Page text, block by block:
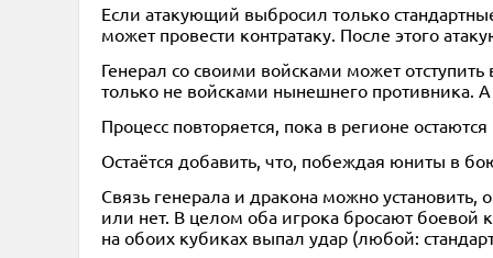
Если атакующий выбросил только
может провести контратаку. После этого
Генерал со своими войсками может
только не войсками нынешнего противника.
Процесс повторяется, пока в регионе
Остаётся добавить, что, побеждая юниты в
Связь генерала и дракона можно установить,
или нет. В целом оба игрока бросают боевой
на обоих кубиках выпал удар (любой: